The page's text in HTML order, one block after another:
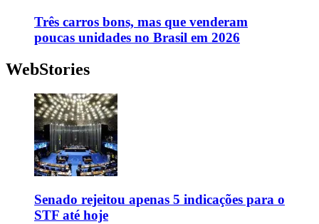
Três carros bons, mas que venderam
poucas unidades no Brasil em 2026
WebStories
Senado rejeitou apenas 5 indicações para o
STF até hoje